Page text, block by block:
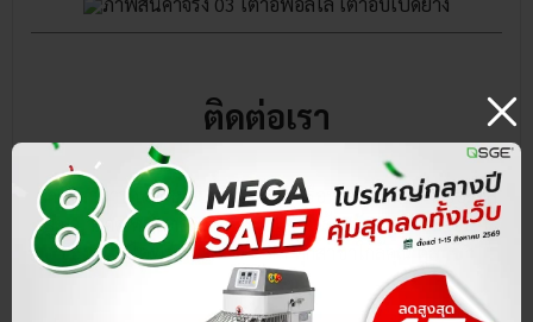
ติดต่อเรา
ลูกค้าสามารถนัดหมายเพื่อเข้าชมหรือทดลองสินค้า เครื่องซีล
สูญญากาศ หม้อทอดน้ำน้ำมัน เครื่องล้างผัก และสินค้าอื่นๆ
ของ SGE ได้ฟรี! ที่ Showroom ทุกสาขาใกล้คุณดูสาขา
ทั้งหมด›